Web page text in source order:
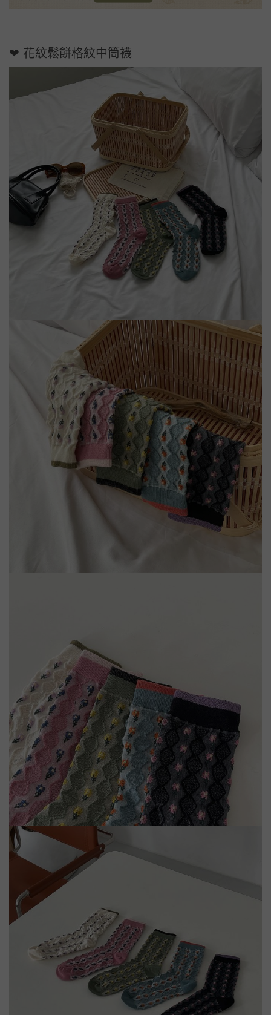
❤ 花紋鬆餅格紋中筒襪